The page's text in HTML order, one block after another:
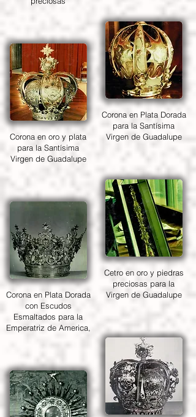
Corona en oro y plata
para la Santísima
Virgen de Guadalupe
Corona en Plata Dorada
con Escudos
Esmaltados para la
Emperatriz de America,
Corona en Plata Dorada
para la Santísima
Virgen de Guadalupe
Cetro en oro y piedras
preciosas para la
Virgen de Guadalupe